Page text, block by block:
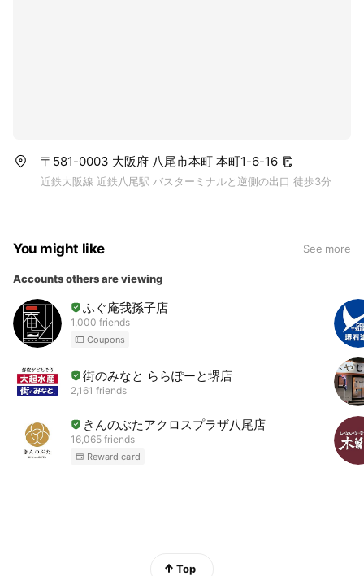
〒581-0003 大阪府 八尾市本町 本町1-6-16
近鉄大阪線 近鉄八尾駅 バスターミナルと逆側の出口 徒歩3分
You might like See more
Accounts others are viewing
ふぐ庵我孫子店
1,000 friends
Coupons
街のみなと ららぽーと堺店
2,161 friends
きんのぶたアクロスプラザ八尾店
16,065 friends
Reward card
Top